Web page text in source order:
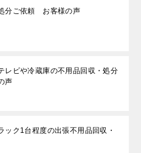
分ご依頼 お客様の声
レビや冷蔵庫の不用品回収・処分
声
ック1台程度の出張不用品回収・